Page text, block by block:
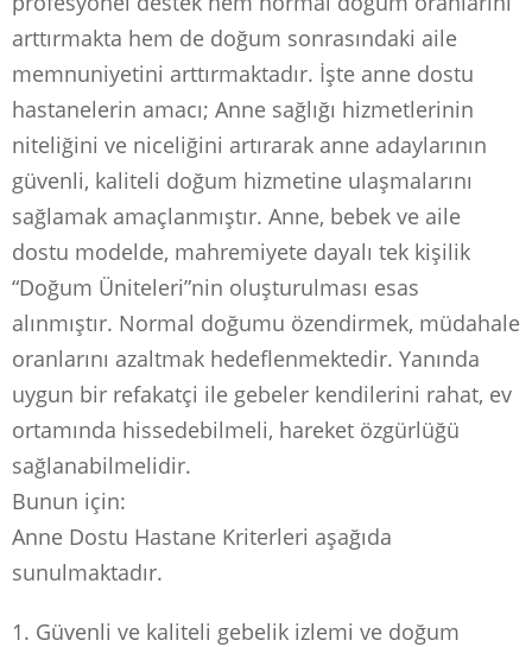
arttırmakta hem de doğum sonrasındaki aile
memnuniyetini arttırmaktadır. İşte anne dostu
hastanelerin amacı; Anne sağlığı hizmetlerinin
niteliğini ve niceliğini artırarak anne adaylarının
güvenli, kaliteli doğum hizmetine ulaşmalarını
sağlamak amaçlanmıştır. Anne, bebek ve aile
dostu modelde, mahremiyete dayalı tek kişilik
“Doğum Üniteleri”nin oluşturulması esas
alınmıştır. Normal doğumu özendirmek, müdahale
oranlarını azaltmak hedeflenmektedir. Yanında
uygun bir refakatçi ile gebeler kendilerini rahat, ev
ortamında hissedebilmeli, hareket özgürlüğü
sağlanabilmelidir.
Bunun için:
Anne Dostu Hastane Kriterleri aşağıda
sunulmaktadır.
1. Güvenli ve kaliteli gebelik izlemi ve doğum